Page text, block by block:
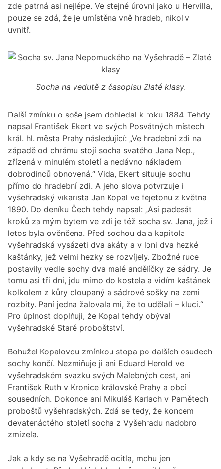
zde patrná asi nejlépe. Ve stejné úrovni jako u Hervilla,
pouze se zdá, že je umístěna vně hradeb, nikoliv
uvnitř.
Socha na vedutě z časopisu Zlaté klasy.
Další zmínku o soše jsem dohledal k roku 1884. Tehdy
napsal František Ekert ve svých Posvátných místech
král. hl. města Prahy následující: „Ve hradební zdi na
západě od chrámu stojí socha svatého Jana Nep.,
zřízená v minulém století a nedávno nákladem
dobrodinců obnovená.“ Vida, Ekert situuje sochu
přímo do hradební zdi. A jeho slova potvrzuje i
vyšehradský vikarista Jan Kopal ve fejetonu z května
1890. Do deníku Čech tehdy napsal: „Asi padesát
kroků za mým bytem ve zdi je též socha sv. Jana, jež i
letos byla ověnčena. Před sochou dala kapitola
vyšehradská vysázeti dva akáty a v loni dva hezké
kaštánky, jež velmi hezky se rozvíjely. Zbožné ruce
postavily vedle sochy dva malé andělíčky ze sádry. Je
tomu asi tři dni, jdu mimo do kostela a vidím kaštánek
kolkolem z kůry oloupaný a sádrové sošky na zemi
rozbity. Paní jedna žalovala mi, že to udělali – kluci.“
Pro úplnost doplňuji, že Kopal tehdy obýval
vyšehradské Staré proboštství.
Bohužel Kopalovou zmínkou stopa po dalších osudech
sochy končí. Nezmiňuje ji ani Eduard Herold ve
vyšehradském svazku svých Malebných cest, ani
František Ruth v Kronice královské Prahy a obcí
sousedních. Dokonce ani Mikuláš Karlach v Pamětech
proboštů vyšehradských. Zdá se tedy, že koncem
devatenáctého století socha z Vyšehradu nadobro
zmizela.
Jak a kdy se na Vyšehradě ocitla, mohu jen